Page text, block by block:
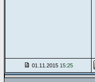
01.11.2015 15:25